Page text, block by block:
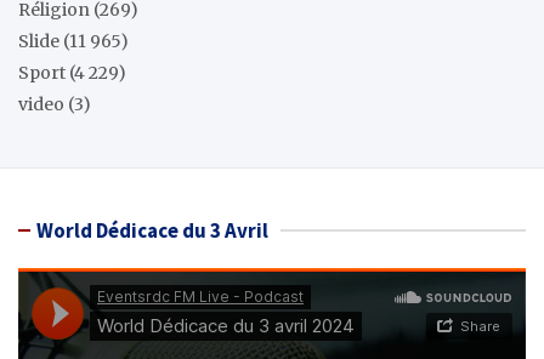
Réligion (269)
Slide (11 965)
Sport (4 229)
video (3)
World Dédicace du 3 Avril